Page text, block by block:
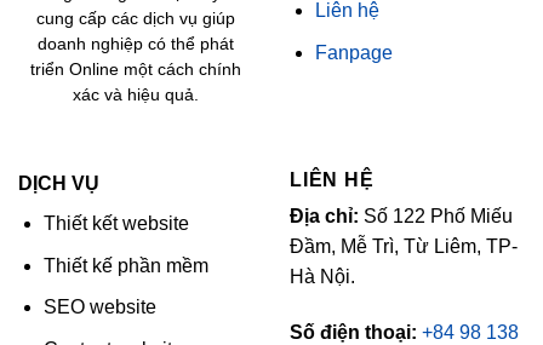
cung cấp các dịch vụ giúp
doanh nghiệp có thể phát
triển Online một cách chính
xác và hiệu quả.
Liên hệ
Fanpage
DỊCH VỤ
Thiết kết website
Thiết kế phần mềm
SEO website
LIÊN HỆ
Địa chỉ: Số 122 Phố Miếu
Đầm, Mễ Trì, Từ Liêm, TP-
Hà Nội.
Số điện thoại: +84 98 138